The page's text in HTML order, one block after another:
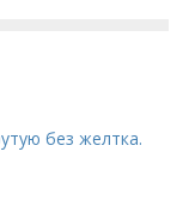
без желтка.